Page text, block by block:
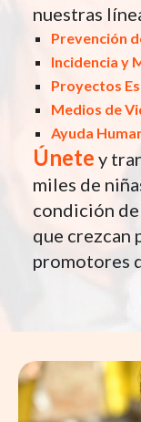
nuestras
Prevención
Incidencia y
Proyectos
Medios de
Ayuda
Únete y
miles de
condición
que crezcan
promotores